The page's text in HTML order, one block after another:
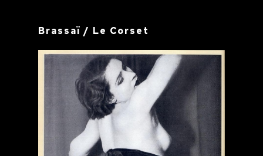
Brassaï / Le Corset